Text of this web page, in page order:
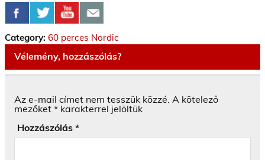
Category: 60 perces Nordic
Vélemény, hozzászólás?
Az e-mail címet nem tesszük közzé. A kötelező
mezőket * karakterrel jelöltük
Hozzászólás *